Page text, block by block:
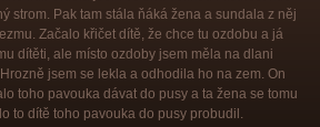
strom. Pak tam stála ňáká žena a sundala z něj
Začalo křičet dítě, že chce tu ozdobu a já
dítěti, ale místo ozdoby jsem měla na dlani
jsem se lekla a odhodila ho na zem. On
toho pavouka dávat do pusy a ta žena se tomu
to dítě toho pavouka do pusy probudil.